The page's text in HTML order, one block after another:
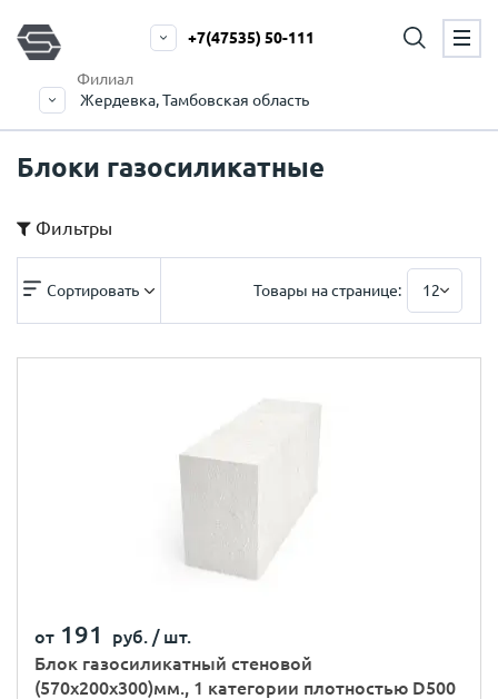
Филиал
Жердевка, Тамбовская область
+7(47535) 50-111
Блоки газосиликатные
Фильтры
Сортировать Товары на странице: 12
от 191 руб. / шт.
Блок газосиликатный стеновой
(570х200х300)мм., 1 категории плотностью D500